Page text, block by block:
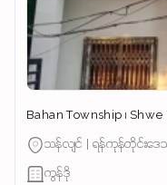
Bahan Township ၊
သန်လျင် | ရန်ကုန်တိုင်းဒေ
ကွန်ဒို